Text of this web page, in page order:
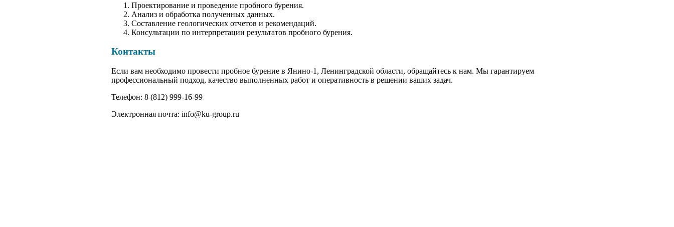
Проектирование и проведение пробного бурения.
Анализ и обработка полученных данных.
Составление геологических отчетов и рекомендаций.
Консультации по интерпретации результатов пробного бурения.
Контакты
Если вам необходимо провести пробное бурение в Янино-1, Ленинградской области, обращайтесь к нам. Мы гарантируем
профессиональный подход, качество выполненных работ и оперативность в решении ваших задач.
Телефон: 8 (812) 999-16-99
Электронная почта: info@ku-group.ru